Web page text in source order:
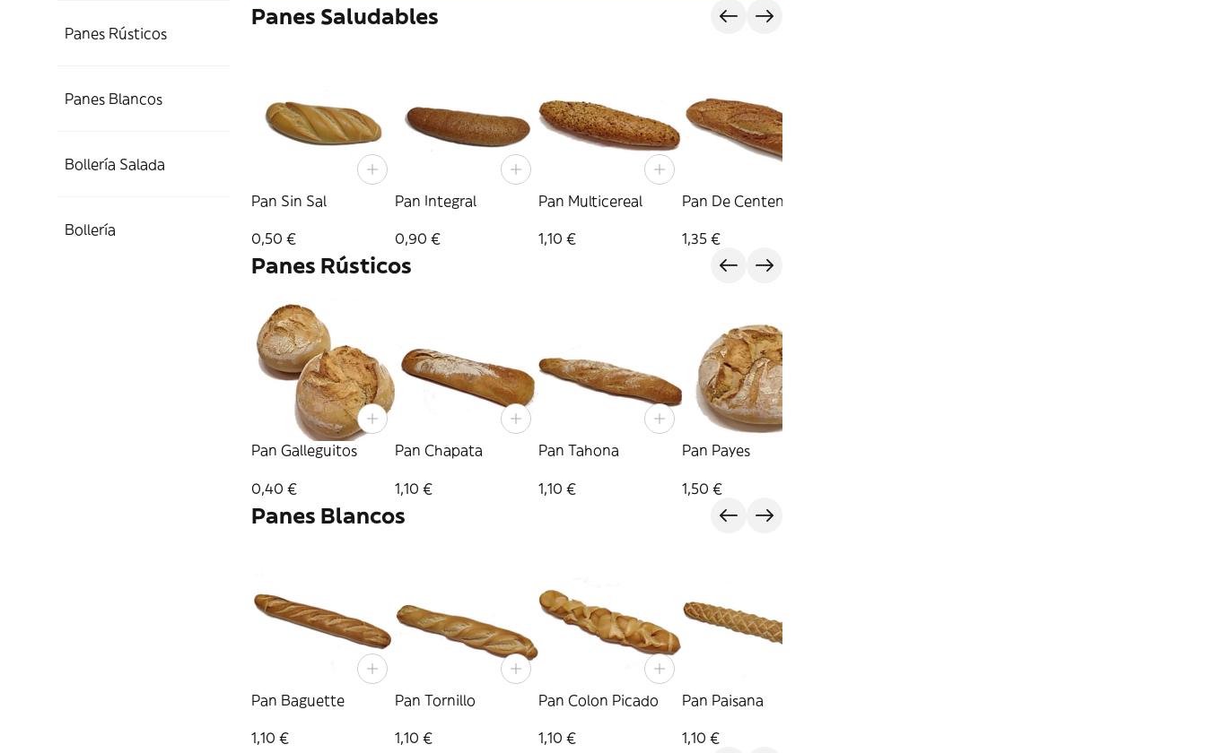
Panes Rústicos
Panes Blancos
Bollería Salada
Bollería
Panes Saludables
Pan Sin Sal
0,50 €
Pan Integral
0,90 €
Pan Multicereal
1,10 €
Pan De Centeno
1,35 €
Panes Rústicos
Pan Galleguitos
0,40 €
Pan Chapata
1,10 €
Pan Tahona
1,10 €
Pan Payes
1,50 €
Panes Blancos
Pan Baguette
1,10 €
Pan Tornillo
1,10 €
Pan Colon Picado
1,10 €
Pan Paisana
1,10 €